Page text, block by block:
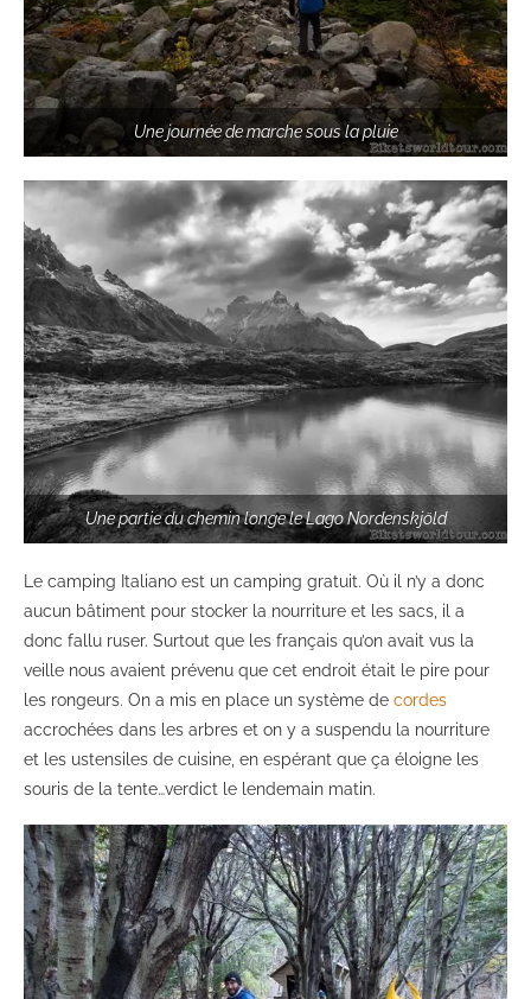
Une journée de marche sous la pluie
Une partie du chemin longe le Lago Nordenskjöld
Le camping Italiano est un camping gratuit. Où il n’y a donc
aucun bâtiment pour stocker la nourriture et les sacs, il a
donc fallu ruser. Surtout que les français qu’on avait vus la
veille nous avaient prévenu que cet endroit était le pire pour
les rongeurs. On a mis en place un système de cordes
accrochées dans les arbres et on y a suspendu la nourriture
et les ustensiles de cuisine, en espérant que ça éloigne les
souris de la tente…verdict le lendemain matin.